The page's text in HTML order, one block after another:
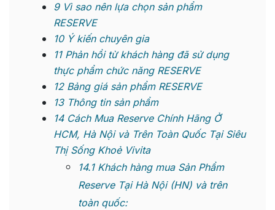
9Vì sao nên lựa chọn sản phẩm
RESERVE
10Ý kiến chuyên gia
11Phản hồi từ khách hàng đã sử dụng
thực phẩm chức năng RESERVE
12Bảng giá sản phẩm RESERVE
13Thông tin sản phẩm
14Cách Mua Reserve Chính Hãng Ở
HCM, Hà Nội và Trên Toàn Quốc Tại Siêu
Thị Sống Khoẻ Vivita
14.1Khách hàng mua Sản Phẩm
Reserve Tại Hà Nội (HN) và trên
toàn quốc: